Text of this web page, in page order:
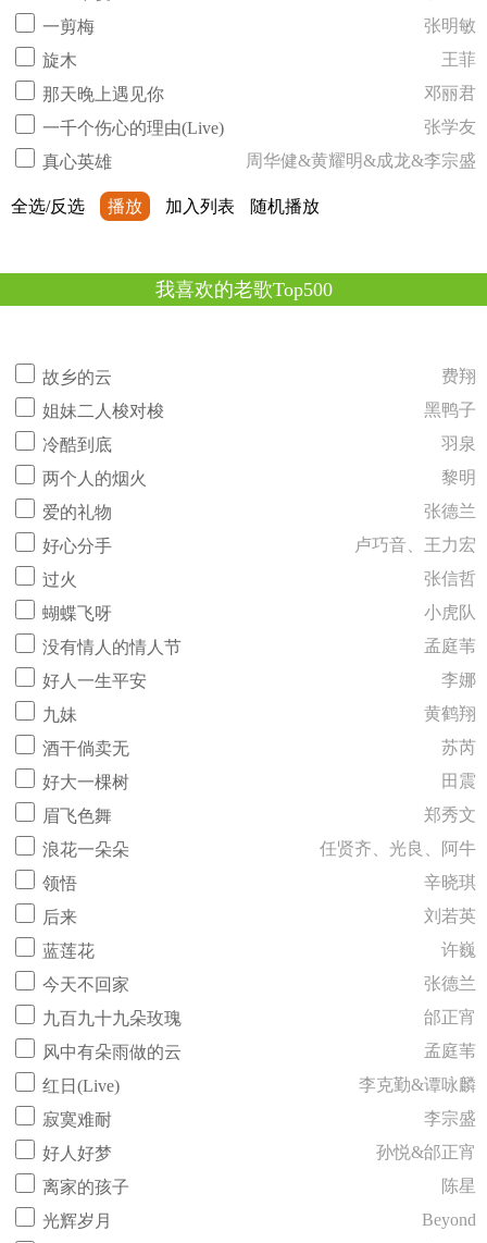
一剪梅
张明敏
旋木
王菲
那天晚上遇见你
邓丽君
一千个伤心的理由(Live)
张学友
真心英雄
周华健&黄耀明&成龙&李宗盛
全选/反选 播放 加入列表 随机播放
我喜欢的老歌Top500
故乡的云
费翔
姐妹二人梭对梭
黑鸭子
冷酷到底
羽泉
两个人的烟火
黎明
爱的礼物
张德兰
好心分手
卢巧音、王力宏
过火
张信哲
蝴蝶飞呀
小虎队
没有情人的情人节
孟庭苇
好人一生平安
李娜
九妹
黄鹤翔
酒干倘卖无
苏芮
好大一棵树
田震
眉飞色舞
郑秀文
浪花一朵朵
任贤齐、光良、阿牛
领悟
辛晓琪
后来
刘若英
蓝莲花
许巍
今天不回家
张德兰
九百九十九朵玫瑰
邰正宵
风中有朵雨做的云
孟庭苇
红日(Live)
李克勤&谭咏麟
寂寞难耐
李宗盛
好人好梦
孙悦&邰正宵
离家的孩子
陈星
光辉岁月
Beyond